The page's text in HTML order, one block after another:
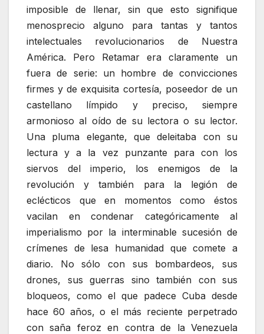
imposible de llenar, sin que esto signifique
menosprecio alguno para tantas y tantos
intelectuales revolucionarios de Nuestra
América. Pero Retamar era claramente un
fuera de serie: un hombre de convicciones
firmes y de exquisita cortesía, poseedor de un
castellano límpido y preciso, siempre
armonioso al oído de su lectora o su lector.
Una pluma elegante, que deleitaba con su
lectura y a la vez punzante para con los
siervos del imperio, los enemigos de la
revolución y también para la legión de
eclécticos que en momentos como éstos
vacilan en condenar categóricamente al
imperialismo por la interminable sucesión de
crímenes de lesa humanidad que comete a
diario. No sólo con sus bombardeos, sus
drones, sus guerras sino también con sus
bloqueos, como el que padece Cuba desde
hace 60 años, o el más reciente perpetrado
con saña feroz en contra de la Venezuela